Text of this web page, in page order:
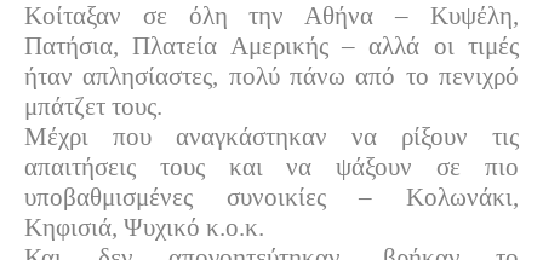
Κοίταξαν σε όλη την Αθήνα – Κυψέλη,
Πατήσια, Πλατεία Αμερικής – αλλά οι τιμές
ήταν απλησίαστες, πολύ πάνω από το πενιχρό
μπάτζετ τους.
Μέχρι που αναγκάστηκαν να ρίξουν τις
απαιτήσεις τους και να ψάξουν σε πιο
υποβαθμισμένες συνοικίες – Κολωνάκι,
Κηφισιά, Ψυχικό κ.ο.κ.